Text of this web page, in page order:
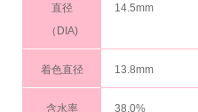
直径
（DIA)
14.5mm
着色直径 13.8mm
含水率 38.0%